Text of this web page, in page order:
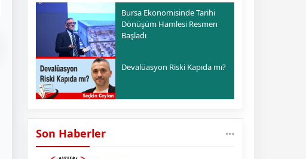
Bursa Ekonomisinde Tarihi
Dönüşüm Hamlesi Resmen
Başladı
Devalüasyon Riski Kapıda mı?
Son Haberler